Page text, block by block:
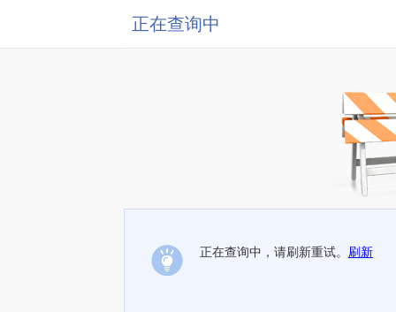
正在查询中
正在查询中，请刷新重试。 刷新